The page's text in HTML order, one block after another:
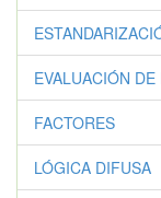
EVALUACIÓN
FACTORES
LÓGICA DIFUSA